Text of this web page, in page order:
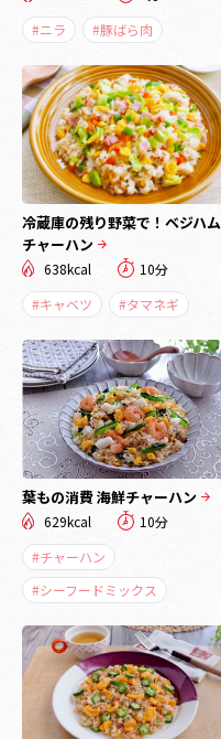
#ニラ
#豚ばら肉
冷蔵庫の残り野菜で！ベジハム
チャーハン
638kcal
10分
#キャベツ
#タマネギ
葉もの消費 海鮮チャーハン
629kcal
10分
#チャーハン
#シーフードミックス